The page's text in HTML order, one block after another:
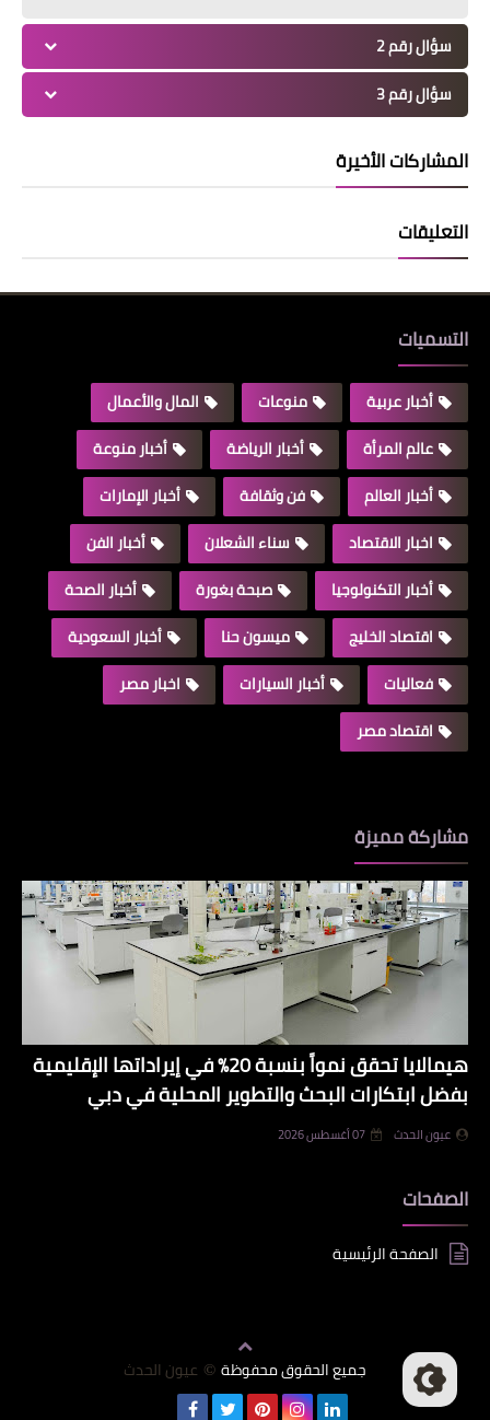
سؤال رقم 2
سؤال رقم 3
المشاركات الأخيرة
التعليقات
التسميات
أخبار عربية منوعات
المال والأعمال
عالم المرأة
أخبار الرياضة
أخبار منوعة
أخبار العالم
فن وثقافة
أخبار الإمارات
اخبار الاقتصاد
سناء الشعلان
أخبار الفن
أخبار التكنولوجيا
صبحة بغورة
أخبار الصحة
اقتصاد الخليج
ميسون حنا
أخبار السعودية
فعاليات
أخبار السيارات
اخبار مصر
اقتصاد مصر
مشاركة مميزة
هيمالايا تحقق نمواً بنسبة 20% في إيراداتها الإقليمية
بفضل ابتكارات البحث والتطوير المحلية في دبي
عيون الحدث 07 أغسطس 2026
الصفحات
الصفحة الرئيسية
جميع الحقوق محفوظة © عيون الحدث